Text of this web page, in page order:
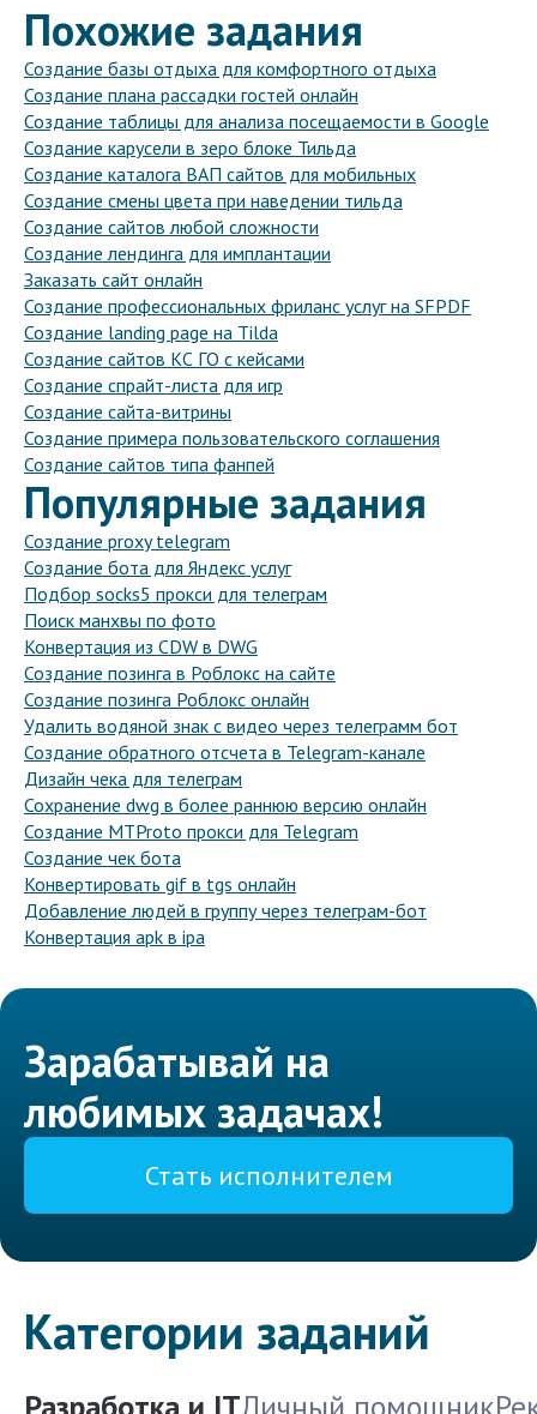
Похожие задания
Создание базы отдыха для комфортного отдыха
Создание плана рассадки гостей онлайн
Создание таблицы для анализа посещаемости в Google
Создание карусели в зеро блоке Тильда
Создание каталога ВАП сайтов для мобильных
Создание смены цвета при наведении тильда
Создание сайтов любой сложности
Создание лендинга для имплантации
Заказать сайт онлайн
Создание профессиональных фриланс услуг на SFPDF
Создание landing page на Tilda
Создание сайтов КС ГО с кейсами
Создание спрайт-листа для игр
Создание сайта-витрины
Создание примера пользовательского соглашения
Создание сайтов типа фанпей
Популярные задания
Создание proxy telegram
Создание бота для Яндекс услуг
Подбор socks5 прокси для телеграм
Поиск манхвы по фото
Конвертация из CDW в DWG
Создание позинга в Роблокс на сайте
Создание позинга Роблокс онлайн
Удалить водяной знак с видео через телеграмм бот
Создание обратного отсчета в Telegram-канале
Дизайн чека для телеграм
Сохранение dwg в более раннюю версию онлайн
Создание MTProto прокси для Telegram
Создание чек бота
Конвертировать gif в tgs онлайн
Добавление людей в группу через телеграм-бот
Конвертация apk в ipa
Зарабатывай на
любимых задачах!
Стать исполнителем
Категории заданий